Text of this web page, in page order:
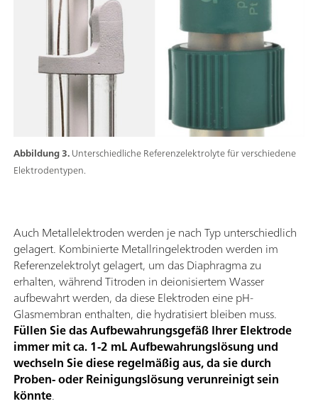
Abbildung 3.Unterschiedliche Referenzelektrolyte für verschiedene
Elektrodentypen.
Auch Metallelektroden werden je nach Typ unterschiedlich
gelagert. Kombinierte Metallringelektroden werden im
Referenzelektrolyt gelagert, um das Diaphragma zu
erhalten, während Titroden in deionisiertem Wasser
aufbewahrt werden, da diese Elektroden eine pH-
Glasmembran enthalten, die hydratisiert bleiben muss.
Füllen Sie das Aufbewahrungsgefäß Ihrer Elektrode
immer mit ca. 1-2 mL Aufbewahrungslösung und
wechseln Sie diese regelmäßig aus, da sie durch
Proben- oder Reinigungslösung verunreinigt sein
könnte.